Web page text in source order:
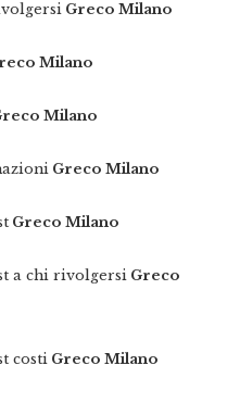
Greco Milano
Milano
Milano
Greco Milano
Greco Milano
a chi rivolgersi Greco
costi Greco Milano